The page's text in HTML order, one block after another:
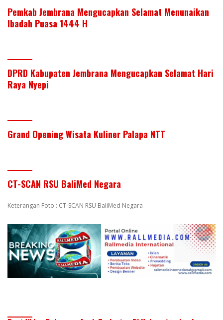
Pemkab Jembrana Mengucapkan Selamat Menunaikan
Ibadah Puasa 1444 H
DPRD Kabupaten Jembrana Mengucapkan Selamat Hari
Raya Nyepi
Grand Opening Wisata Kuliner Palapa NTT
CT-SCAN RSU BaliMed Negara
Keterangan Foto : CT-SCAN RSU BaliMed Negara